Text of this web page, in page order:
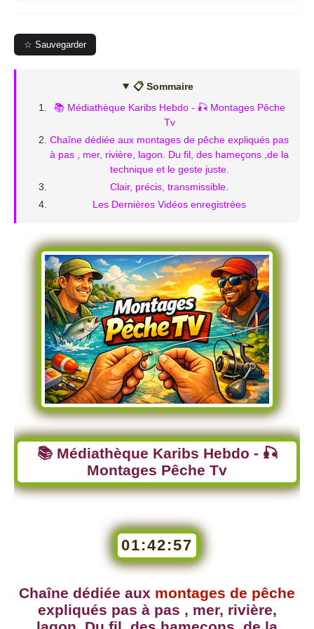
☆ Sauvegarder
📋 Sommaire
📚 Médiathèque Karibs Hebdo - 🎣 Montages Pêche
Tv
Chaîne dédiée aux montages de pêche expliqués pas
à pas , mer, rivière, lagon. Du fil, des hameçons ,de la
technique et le geste juste.
Clair, précis, transmissible.
Les Dernières Vidéos enregistrées
📚 Médiathèque Karibs Hebdo - 🎣
Montages Pêche Tv
01:42:58
Chaîne dédiée aux montages de pêche
expliqués pas à pas , mer, rivière,